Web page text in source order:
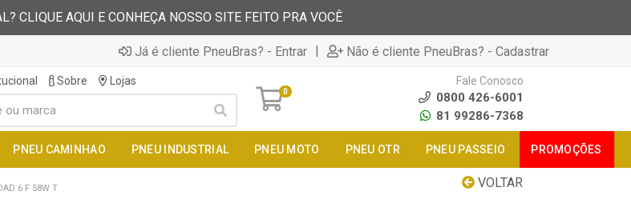
CLIQUE AQUI E CONHEÇA NOSSO SITE FEITO PRA VOCÊ
Já é cliente PneuBras? - Entrar | Não é cliente PneuBras? - Cadastrar
Sobre Lojas
0
Fale Conosco
0800 426-6001
81 99286-7368
PNEU CAMINHAO PNEU INDUSTRIAL PNEU MOTO PNEU OTR PNEU PASSEIO PROMOÇÕES
VOLTAR
6 F 58W T